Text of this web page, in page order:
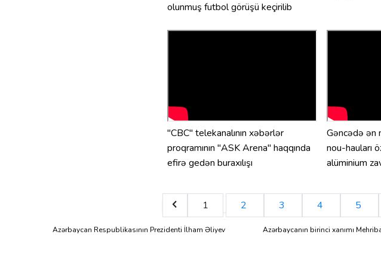
olunmuş futbol görüşü keçirilib
"CBC" telekanalının xəbərlər
proqramının "ASK Arena" haqqında
efirə gedən buraxılışı
Gəncədə ən
nou-hauları
alüminium
1 2 3 4 5
Azərbaycan Respublikasının Prezidenti İlham Əliyev Azərbaycanın birinci xanımı